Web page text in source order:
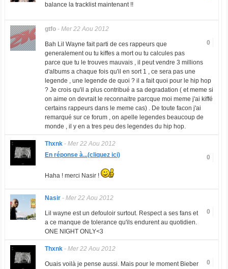
balance la tracklist maintenant !!
gtfo- Mer 22 Aou 2012
0
Bah Lil Wayne fait parti de ces rappeurs que
generalement ou tu kiffes a mort ou tu calcules pas
parce que tu le trouves mauvais , il peut vendre 3 millions
d'albums a chaque fois qu'il en sort 1 , ce sera pas une
legende , une legende de quoi ? il a fait quoi pour le hip hop
? Je crois qu'il a plus contribué a sa degradation ( et meme si
on aime on devrait le reconnaitre parcque moi meme j'ai kiffé
certains rappeurs dans le meme cas) . De toute facon j'ai
remarqué sur ce forum , on apelle legendes beaucoup de
monde , il y en a tres peu des legendes du hip hop.
Thxnk- Mer 22 Aou 2012
0
En réponse à...(cliquez ici)
Haha ! merci Nasir !
Nasir- Mer 22 Aou 2012
0
Lil wayne est un defouloir surtout. Respect a ses fans et
a ce manque de tolerance qu'ils endurent au quotidien.
ONE NIGHT ONLY<3
Thxnk- Mer 22 Aou 2012
0
Ouais voilà je pense aussi. Mais pour le moment Bieber